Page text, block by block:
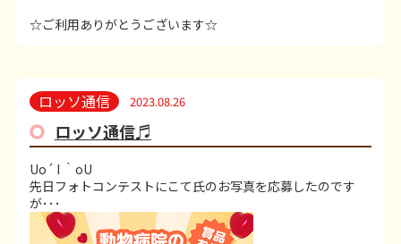
☆ご利用ありがとうございます☆
ロッソ通信 2023.08.26
ロッソ通信♬
Uo´ I ｀oU
先日フォトコンテストにこて氏のお写真を応募したのです
が･･･